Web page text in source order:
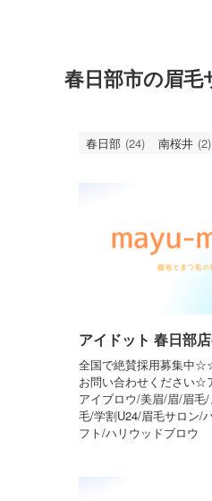
春日部市の眉毛
春日部 (24) 南桜井 (2)
アイドット 春日部
全国で絶賛採用募集中
お問い合わせください☆
アイブロウ/美眉/眉/眉毛
毛/学割U24/眉毛サロン/
フト/ハリウッドブロウ